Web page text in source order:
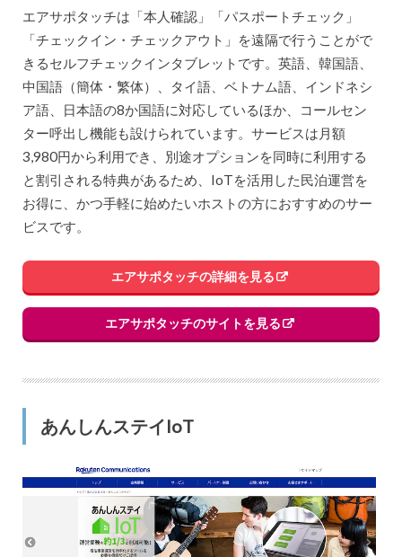
エアサポタッチは「本人確認」「パスポートチェック」
「チェックイン・チェックアウト」を遠隔で行うことがで
きるセルフチェックインタブレットです。英語、韓国語、
中国語（簡体・繁体）、タイ語、ベトナム語、インドネシ
ア語、日本語の8か国語に対応しているほか、コールセン
ター呼出し機能も設けられています。サービスは月額
3,980円から利用でき、別途オプションを同時に利用する
と割引される特典があるため、IoTを活用した民泊運営を
お得に、かつ手軽に始めたいホストの方におすすめのサー
ビスです。
エアサポタッチの詳細を見る
エアサポタッチのサイトを見る
あんしんステイIoT